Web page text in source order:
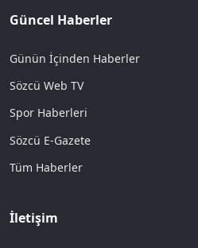
Güncel Haberler
Günün İçinden Haberler
Sözcü Web TV
Spor Haberleri
Sözcü E-Gazete
Tüm Haberler
İletişim